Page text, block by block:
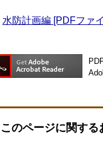
水防計画編 [PDFファ
このページに関す